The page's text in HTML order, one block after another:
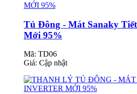
Tủ Đông - Mát Sanaky
Mới 95%
Mã: TD06
Giá: Cập nhật